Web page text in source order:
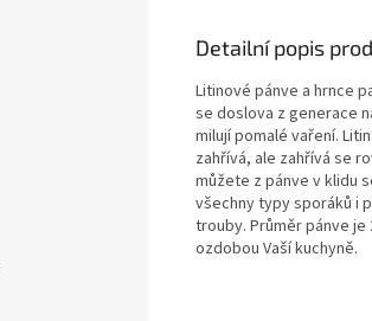
Detailní popis
Litinové pánve a hrnce
se doslova z generace
milují pomalé vaření.
zahřívá, ale zahřívá se
můžete z pánve v klidu
všechny typy sporáků i
trouby. Průměr pánve je
ozdobou Vaší kuchyně.